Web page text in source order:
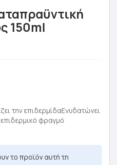
150ml
€.
την επιδερμίδαΕνυδατώνει
φραγμό
το προϊόν αυτή τη